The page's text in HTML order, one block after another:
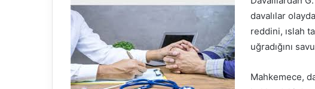
davalılar
reddini, ıslah
uğradığını
Mahkemece,